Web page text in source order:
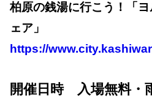
柏原の銭湯に行こう！「
ェア」
https://
開催日時 入場無料・